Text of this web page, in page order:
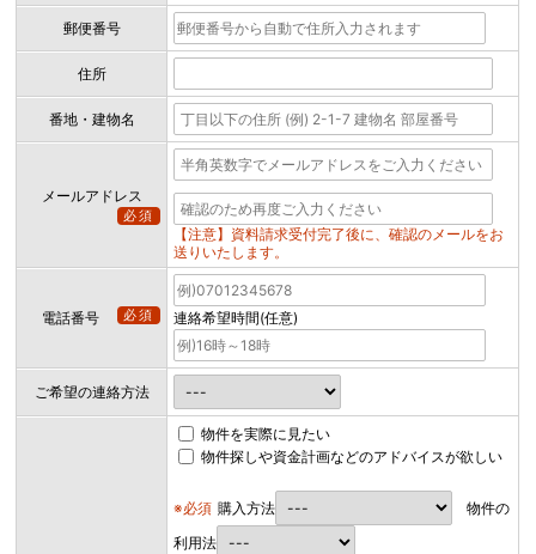
郵便番号
住所
番地・建物名
メールアドレス
必須
【注意】資料請求受付完了後に、確認のメールをお
送りいたします。
電話番号 必須 連絡希望時間(任意)
ご希望の連絡方法
物件を実際に見たい
物件探しや資金計画などのアドバイスが欲しい
※必須 購入方法
物件の
利用法